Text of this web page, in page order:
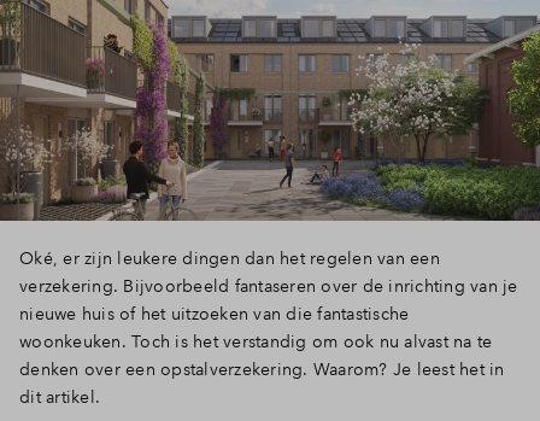
Oké, er zijn leukere dingen dan het regelen van een
verzekering. Bijvoorbeeld fantaseren over de inrichting van je
nieuwe huis of het uitzoeken van die fantastische
woonkeuken. Toch is het verstandig om ook nu alvast na te
denken over een opstalverzekering. Waarom? Je leest het in
dit artikel.